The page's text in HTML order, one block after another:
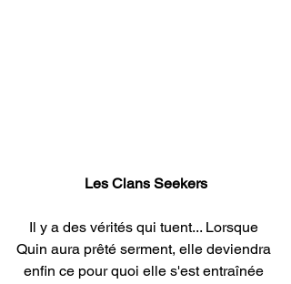
Les Clans Seekers
Il y a des vérités qui tuent... Lorsque
Quin aura prêté serment, elle deviendra
enfin ce pour quoi elle s'est entraînée